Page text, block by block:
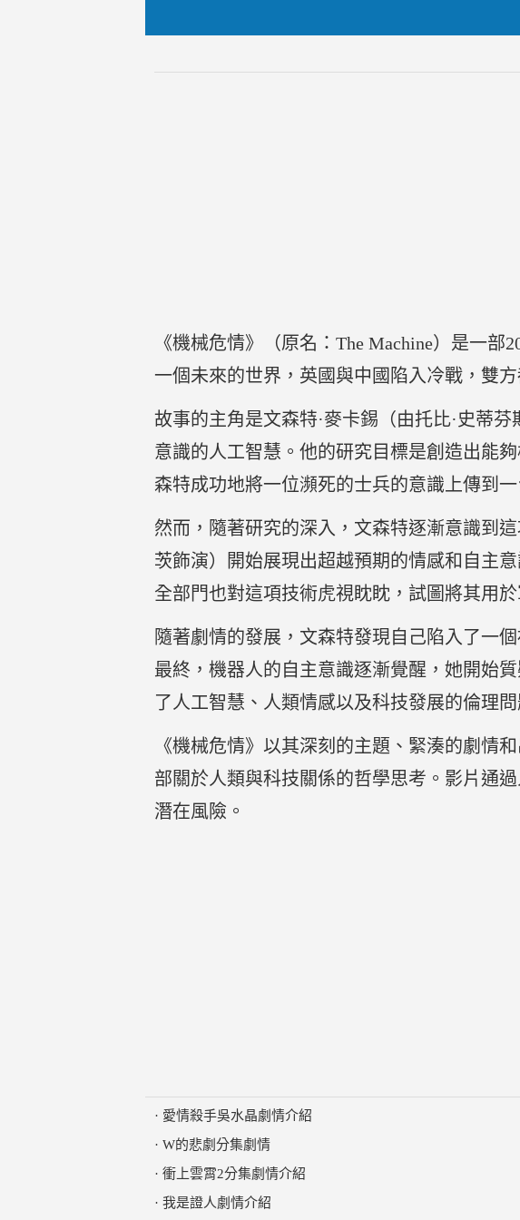
《機械危情》（原名：The Machine）是一
一個未來的世界，英國與中國陷入冷戰，雙
故事的主角是文森特·麥卡錫（由托比·史蒂
意識的人工智慧。他的研究目標是創造出能
森特成功地將一位瀕死的士兵的意識上傳到
然而，隨著研究的深入，文森特逐漸意識到
茨飾演）開始展現出超越預期的情感和自主
全部門也對這項技術虎視眈眈，試圖將其用於
隨著劇情的發展，文森特發現自己陷入了一
最終，機器人的自主意識逐漸覺醒，她開始
了人工智慧、人類情感以及科技發展的倫理問
《機械危情》以其深刻的主題、緊湊的劇情
部關於人類與科技關係的哲學思考。影片通
潛在風險。
· 愛情殺手吳水晶劇情介紹
· W的悲劇分集劇情
· 衝上雲霄2分集劇情介紹
· 我是證人劇情介紹